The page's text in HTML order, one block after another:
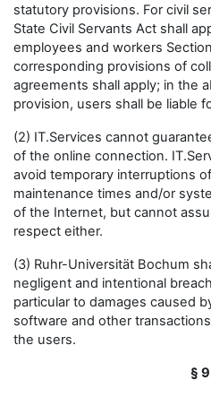
statutory provisions. For civil
State Civil Servants Act shall
employees and workers
corresponding provisions of
agreements shall apply; in the
provision, users shall be liable
(2) IT.Services cannot
of the online connection.
avoid temporary interruptions
maintenance times and/or
of the Internet, but cannot
respect either.
(3) Ruhr-Universität Bochum
negligent and intentional
particular to damages caused
software and other
the users.
§ 9